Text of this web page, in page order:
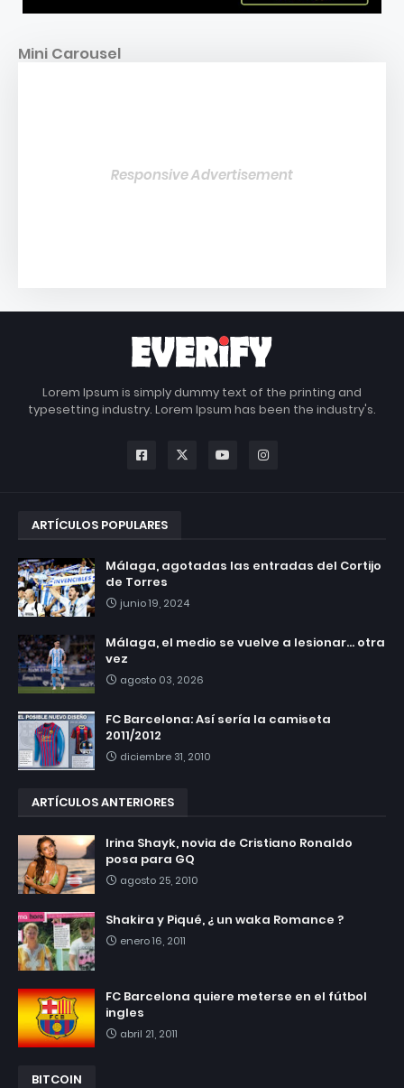
Mini Carousel
Responsive Advertisement
Lorem Ipsum is simply dummy text of the printing and
typesetting industry. Lorem Ipsum has been the industry's.
ARTÍCULOS POPULARES
Málaga, agotadas las entradas del Cortijo
de Torres
junio 19, 2024
Málaga, el medio se vuelve a lesionar... otra
vez
agosto 03, 2026
FC Barcelona: Así sería la camiseta
2011/2012
diciembre 31, 2010
ARTÍCULOS ANTERIORES
Irina Shayk, novia de Cristiano Ronaldo
posa para GQ
agosto 25, 2010
Shakira y Piqué, ¿ un waka Romance ?
enero 16, 2011
FC Barcelona quiere meterse en el fútbol
ingles
abril 21, 2011
BITCOIN